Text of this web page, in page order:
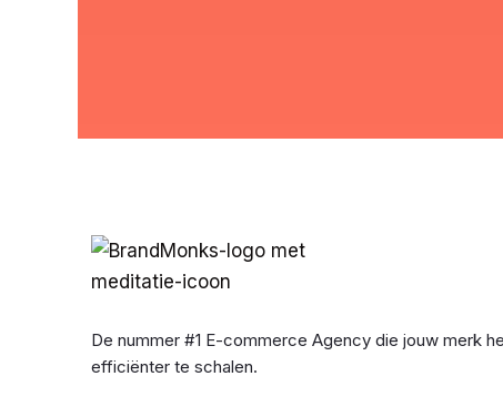
De nummer #1 E-commerce Agency die jouw merk
efficiënter te schalen.